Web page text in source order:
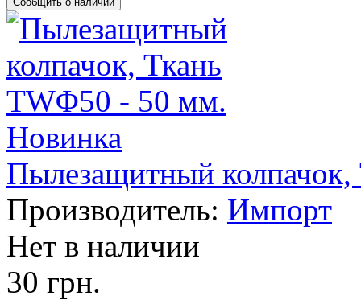
Новинка
Пылезащитный
Производитель: Импорт
Нет в наличии
30 грн.